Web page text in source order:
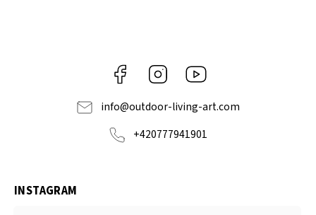
Facebook Instagram
info@outdoor-living-art.com
+420777941901
INSTAGRAM